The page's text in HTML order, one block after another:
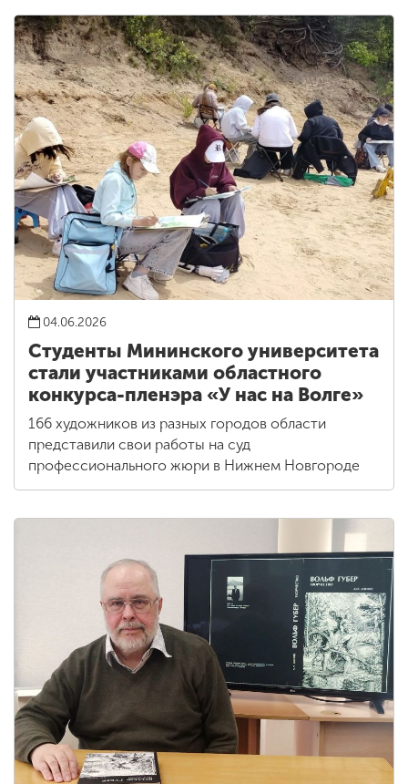
04.06.2026
Студенты Мининского университета
стали участниками областного
конкурса-пленэра «У нас на Волге»
166 художников из разных городов области
представили свои работы на суд
профессионального жюри в Нижнем Новгороде